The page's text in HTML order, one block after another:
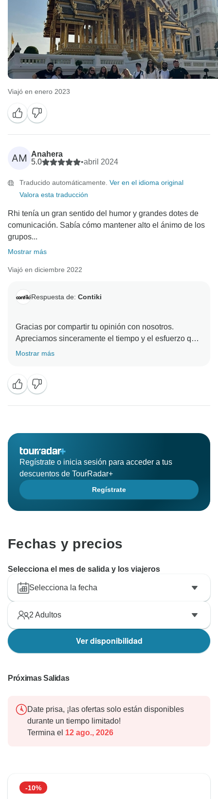
Viajó en enero 2023
AM
Anahera
5.0
•abril 2024
Traducido automáticamente. Ver en el idioma original
Valora esta traducción
Rhi tenía un gran sentido del humor y grandes dotes de
comunicación. Sabía cómo mantener alto el ánimo de los
grupos...
Mostrar más
Viajó en diciembre 2022
Respuesta de: Contiki
Gracias por compartir tu opinión con nosotros.
Apreciamos sinceramente el tiempo y el esfuerzo que
has dedicado a hacernos llegar tus comentarios
auténtica que muestre la cultura local. Estamos
encantados de saber que tuviste una experiencia de
primera mano al respecto. Gracias por elegir Contiki
Mostrar más
Regístrate o inicia sesión para acceder a tus
descuentos de TourRadar+
Regístrate
Fechas y precios
Selecciona el mes de salida y los viajeros
Selecciona la fecha
2 Adultos
Ver disponibilidad
Próximas Salidas
Date prisa, ¡las ofertas solo están disponibles
durante un tiempo limitado!
Termina el 12 ago., 2026
-10%